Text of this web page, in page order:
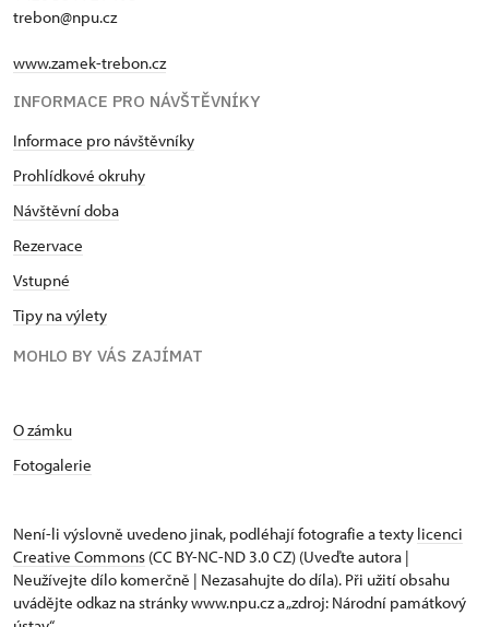
trebon@npu.cz
www.zamek-trebon.cz
INFORMACE PRO NÁVŠTĚVNÍKY
Informace pro návštěvníky
Prohlídkové okruhy
Návštěvní doba
Rezervace
Vstupné
Tipy na výlety
MOHLO BY VÁS ZAJÍMAT
O zámku
Fotogalerie
Není-li výslovně uvedeno jinak, podléhají fotografie a texty licenci
Creative Commons (CC BY-NC-ND 3.0 CZ) (Uveďte autora |
Neužívejte dílo komerčně | Nezasahujte do díla). Při užití obsahu
uvádějte odkaz na stránky www.npu.cz a „zdroj: Národní památkový